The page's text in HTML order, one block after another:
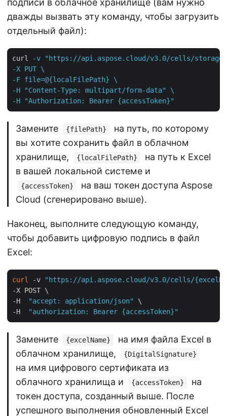
подписи в облачное хранилище (вам нужно
дважды вызвать эту команду, чтобы загрузить
отдельный файл):
curl
-v "https://api.aspose.cloud/v3.0/cells/
-X PUT \
-F file=@{localFilePath} \
-H "Content-Type: multipart/form-data" \
-H "Authorization: Bearer {accessToken}"
Замените {filePath}
на путь, по которому
вы хотите сохранить файл в облачном
хранилище,
{localFilePath}
на путь к Excel
в вашей локальной системе и
{accessToken}
на ваш токен доступа Aspose
Cloud (сгенерировано выше).
Наконец, выполните следующую команду,
чтобы добавить цифровую подпись в файл
Excel:
curl -v
"https://api.aspose.cloud/v3.0/cells/
-X POST \
-H
"accept: application/json"
\
-H
"authorization: Bearer {accessToken}"
Замените {excelName}
на имя файла Excel в
облачном хранилище,
{DigitalSignature}
на имя цифрового сертификата из
облачного хранилища и
{accessToken}
на
токен доступа, созданный выше. После
успешного выполнения обновленный Excel